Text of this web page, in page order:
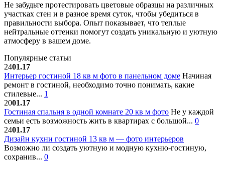
Не забудьте протестировать цветовые образцы на различных
участках стен и в разное время суток, чтобы убедиться в
правильности выбора. Опыт показывает, что теплые
нейтральные оттенки помогут создать уникальную и уютную
атмосферу в вашем доме.
Популярные статьи
2401.17
Интерьер гостиной 18 кв м фото в панельном доме Начиная
ремонт в гостиной, необходимо точно понимать, какие
стилевые... 1
2001.17
Гостиная спальня в одной комнате 20 кв м фото Не у каждой
семьи есть возможность жить в квартирах с большой... 0
2401.17
Дизайн кухни гостиной 13 кв м — фото интерьеров
Возможно ли создать уютную и модную кухню-гостиную,
сохранив... 0